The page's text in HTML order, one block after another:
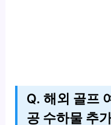
Q. 해외 골프
공 수하물 추